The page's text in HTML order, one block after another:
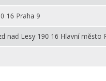
16 Praha 9
nad Lesy 190 16 Hlavní město